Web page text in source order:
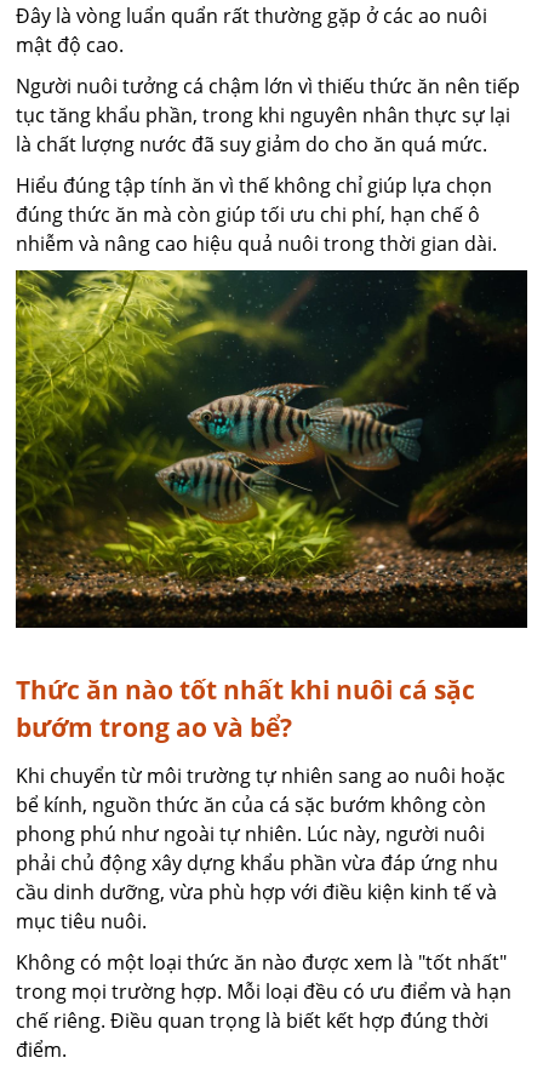
Đây là vòng luẩn quẩn rất thường gặp ở các ao nuôi
mật độ cao.
Người nuôi tưởng cá chậm lớn vì thiếu thức ăn nên tiếp
tục tăng khẩu phần, trong khi nguyên nhân thực sự lại
là chất lượng nước đã suy giảm do cho ăn quá mức.
Hiểu đúng tập tính ăn vì thế không chỉ giúp lựa chọn
đúng thức ăn mà còn giúp tối ưu chi phí, hạn chế ô
nhiễm và nâng cao hiệu quả nuôi trong thời gian dài.
Thức ăn nào tốt nhất khi nuôi cá sặc
bướm trong ao và bể?
Khi chuyển từ môi trường tự nhiên sang ao nuôi hoặc
bể kính, nguồn thức ăn của cá sặc bướm không còn
phong phú như ngoài tự nhiên. Lúc này, người nuôi
phải chủ động xây dựng khẩu phần vừa đáp ứng nhu
cầu dinh dưỡng, vừa phù hợp với điều kiện kinh tế và
mục tiêu nuôi.
Không có một loại thức ăn nào được xem là "tốt nhất"
trong mọi trường hợp. Mỗi loại đều có ưu điểm và hạn
chế riêng. Điều quan trọng là biết kết hợp đúng thời
điểm.